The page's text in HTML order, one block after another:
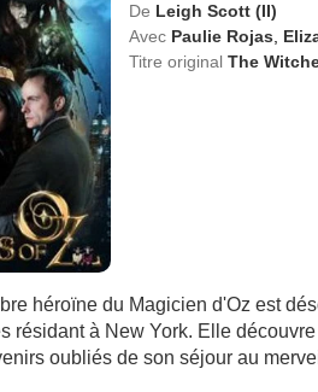
De Leigh Scott (II)
Avec Paulie Rojas
Titre original The
héroïne du Magicien d'Oz est
résidant à New York. Elle
oubliés de son séjour au